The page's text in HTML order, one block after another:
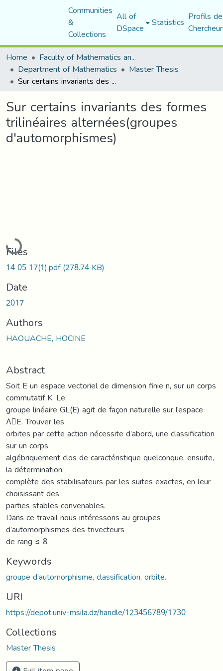
Communities
&
Collections
All of
DSpace Statistics Profils
Home
Faculty of Mathematics and Computer Science
Department of Mathematics Master Thesis
Sur certains invariants des formes trilinéaires alternées(groupes d'automorphismes)
Sur certains invariants des formes
trilinéaires alternées(groupes
d'automorphismes)
Loading...
Files
14 05 17(1).pdf(278.74 KB)
Date
2017
Authors
HAOUACHE, HOCINE
Abstract
Soit E un espace vectoriel de dimension finie n, sur un corps
commutatif K. Le
groupe linéaire GL(E) agit de façon naturelle sur l’espace
Λ􀀂E. Trouver les
orbites par cette action nécessite d’abord, une classification
sur un corps
algébriquement clos de caractéristique quelconque, ensuite,
la détermination
complète des stabilisateurs par les suites exactes, en leur
choisissant des
parties stables convenables.
Dans ce travail nous intéressons au groupes
d’automorphismes des trivecteurs
de rang ≤ 8.
Keywords
groupe d’automorphisme, classification, orbite.
URI
https://depot.univ-msila.dz/handle/123456789/1730
Collections
Master Thesis